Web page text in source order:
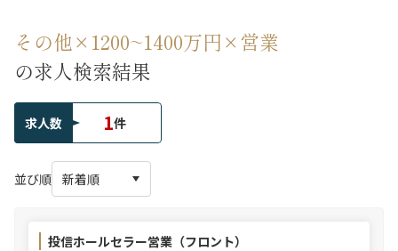
その他×1200~1400万円×営業
の求人検索結果
求人数 1件
並び順
投信ホールセラー営業（フロント）